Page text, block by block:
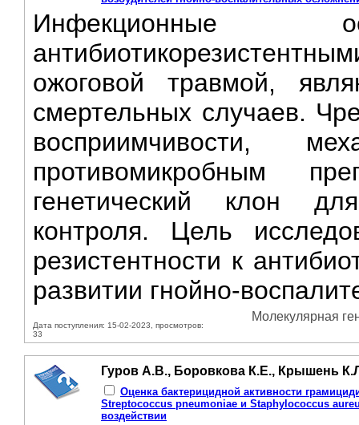
Инфекционные
ожоговой травмой,
смертельных случаев.
восприимчивости,
противомикробным
генетический клон
контроля. Цель
резистентности к
развитии гнойно-
Дата поступления: 15-02-2023, просмотров:
33
Молекулярная
Гуров А.В., Боровкова К.Е., Крышень
Оценка бактерицидной активности
Streptococcus pneumoniae и Staphylococcus
воздействии